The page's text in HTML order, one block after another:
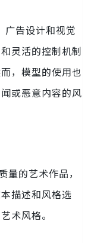
告设计和视觉
灵活的控制机制
，模型的使用也
或恶意内容的风
的艺术作品，
描述和风格选
术风格。